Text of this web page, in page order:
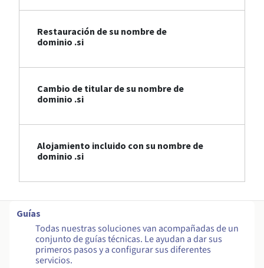
Restauración de su nombre de
dominio .si
Cambio de titular de su nombre de
dominio .si
Alojamiento incluido con su nombre de
dominio .si
Guías
Todas nuestras soluciones van acompañadas de un
conjunto de guías técnicas. Le ayudan a dar sus
primeros pasos y a configurar sus diferentes
servicios.